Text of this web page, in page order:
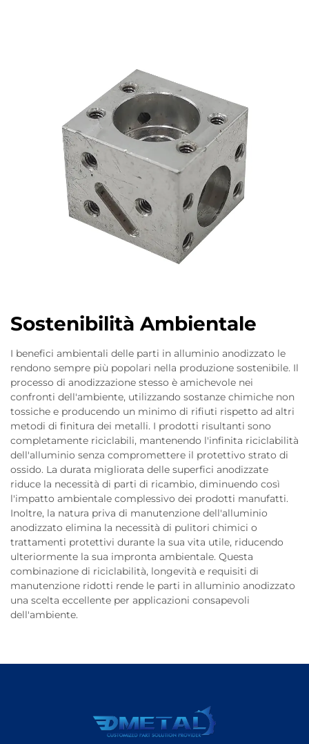
Sostenibilità Ambientale
I benefici ambientali delle parti in alluminio anodizzato le
rendono sempre più popolari nella produzione sostenibile. Il
processo di anodizzazione stesso è amichevole nei
confronti dell'ambiente, utilizzando sostanze chimiche non
tossiche e producendo un minimo di rifiuti rispetto ad altri
metodi di finitura dei metalli. I prodotti risultanti sono
completamente riciclabili, mantenendo l'infinita riciclabilità
dell'alluminio senza compromettere il protettivo strato di
ossido. La durata migliorata delle superfici anodizzate
riduce la necessità di parti di ricambio, diminuendo così
l'impatto ambientale complessivo dei prodotti manufatti.
Inoltre, la natura priva di manutenzione dell'alluminio
anodizzato elimina la necessità di pulitori chimici o
trattamenti protettivi durante la sua vita utile, riducendo
ulteriormente la sua impronta ambientale. Questa
combinazione di riciclabilità, longevità e requisiti di
manutenzione ridotti rende le parti in alluminio anodizzato
una scelta eccellente per applicazioni consapevoli
dell'ambiente.